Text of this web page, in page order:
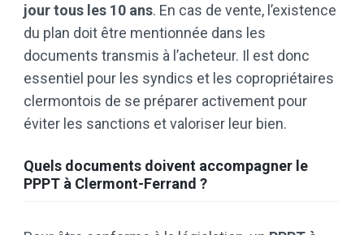
jour tous les 10 ans. En cas de vente, l’existence
du plan doit être mentionnée dans les
documents transmis à l’acheteur. Il est donc
essentiel pour les syndics et les copropriétaires
clermontois de se préparer activement pour
éviter les sanctions et valoriser leur bien.
Quels documents doivent accompagner le
PPPT à Clermont-Ferrand ?